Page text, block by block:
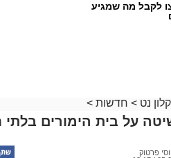
לקבל מה שמגיע
נט > חדשות >
על בית הימורים בלתי
יוסי פרטוק